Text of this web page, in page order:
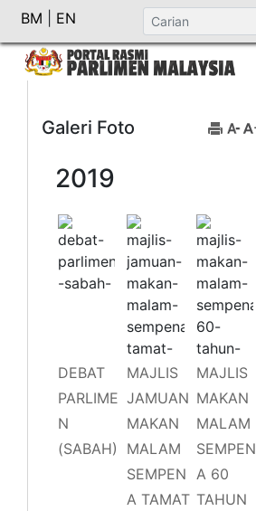
BM EN
Galeri Foto
2019
DEBAT
PARLIME
N
(SABAH)
MAJLIS
JAMUAN
MAKAN
MALAM
SEMPEN
A TAMAT
MAJLIS
MAKAN
MALAM
SEMPEN
A 60
TAHUN